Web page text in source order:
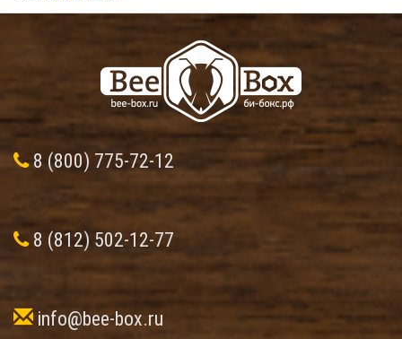
8 (800) 775-72-12
8 (812) 502-12-77
info@bee-box.ru